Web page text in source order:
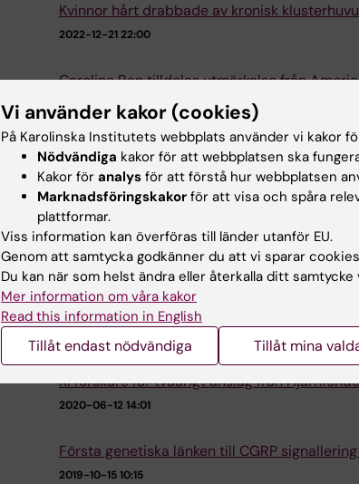
Kvinnor hårt drabbade av kronisk
2022-12-21 22:00
Caroline Ran tilldelas utmärkelse från
2022-03-01 09:15
Nya genetiska riskfaktorer har framkommit i
migränstudien
2022-02-03 17:31
Andrea Carmine Belin vill bota ärftliga
2021-11-19 17:02
Andrea Carmine Belin invald i International
KI forskare får tvåårigt anslag från
2020-06-12 14:01
Första genetiska länken till CGRP
2019-10-15 10:15
Vi använder kakor (cookies)
På Karolinska Institutets webbplats använder vi kakor
Nödvändiga kakor för att webbplatsen ska
Kakor för analys för att förstå hur webbplatsen
Marknadsföringskakor för att visa och spåra
plattformar.
Viss information kan överföras till länder utanför EU.
Genom att samtycka godkänner du att vi sparar
Du kan när som helst ändra eller återkalla ditt
Mer information om våra kakor
Read this information in English
Tillåt endast nödvändiga Tillåt mina